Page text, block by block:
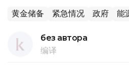
黄金储备 紧急情况 政府 能
без автора
编译